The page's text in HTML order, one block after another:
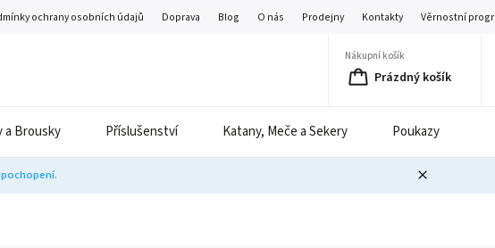
ochrany osobních údajů Doprava Blog O nás Prodejny Kontakty Věrnostní
Nákupní košík
Prázdný košík
a Brousky Příslušenství Katany, Meče a Sekery Poukazy